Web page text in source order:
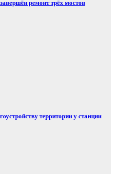
ремонт трёх мостов
территории у станции